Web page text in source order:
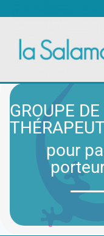
GROUPE
pour